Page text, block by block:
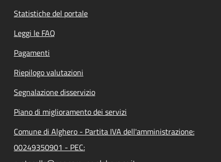
Statistiche del portale
Leggi le FAQ
Pagamenti
Riepilogo valutazioni
Segnalazione disservizio
Piano di miglioramento dei servizi
Comune di Alghero - Partita IVA dell'amministrazione:
00249350901 - PEC: